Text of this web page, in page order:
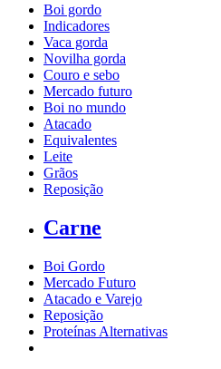
Boi gordo
Indicadores
Vaca gorda
Novilha gorda
Couro e sebo
Mercado futuro
Boi no mundo
Atacado
Equivalentes
Leite
Grãos
Reposição
Carne
Boi Gordo
Mercado Futuro
Atacado e Varejo
Reposição
Proteínas Alternativas